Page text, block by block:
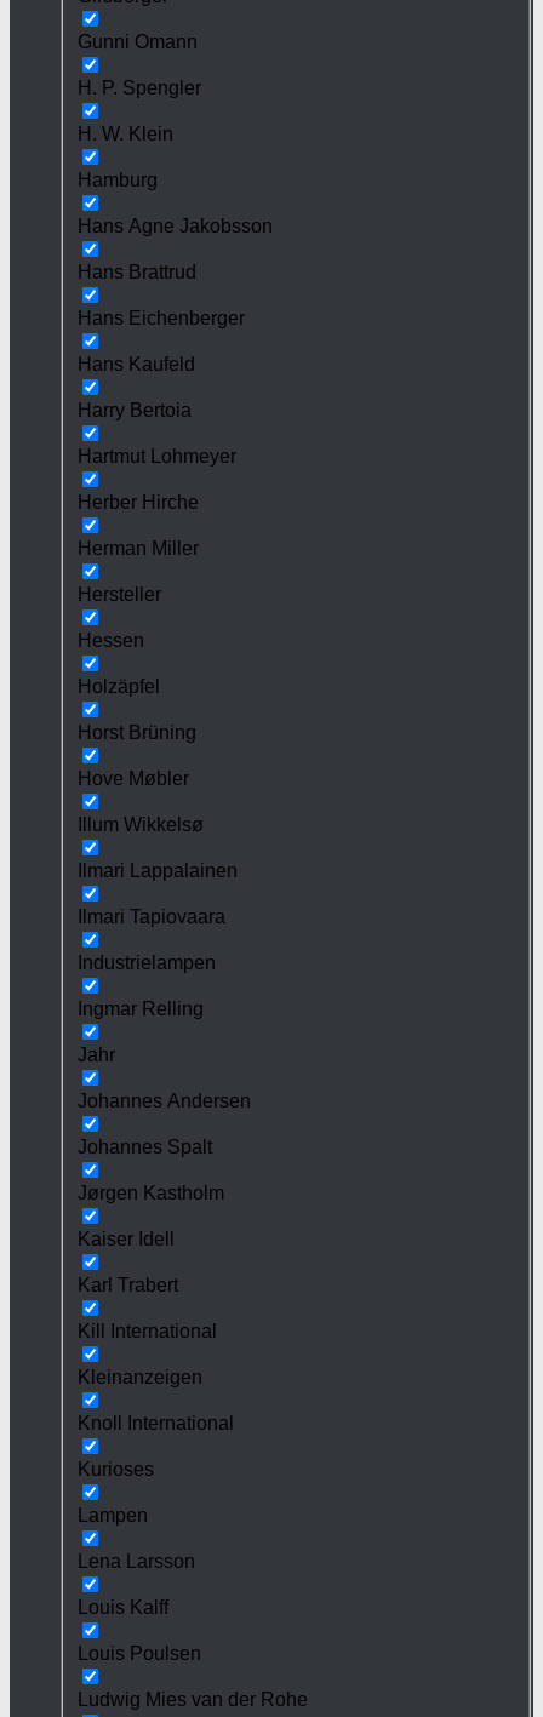
Gunni Omann
H. P. Spengler
H. W. Klein
Hamburg
Hans Agne Jakobsson
Hans Brattrud
Hans Eichenberger
Hans Kaufeld
Harry Bertoia
Hartmut Lohmeyer
Herber Hirche
Herman Miller
Hersteller
Hessen
Holzäpfel
Horst Brüning
Hove Møbler
Illum Wikkelsø
Ilmari Lappalainen
Ilmari Tapiovaara
Industrielampen
Ingmar Relling
Jahr
Johannes Andersen
Johannes Spalt
Jørgen Kastholm
Kaiser Idell
Karl Trabert
Kill International
Kleinanzeigen
Knoll International
Kurioses
Lampen
Lena Larsson
Louis Kalff
Louis Poulsen
Ludwig Mies van der Rohe